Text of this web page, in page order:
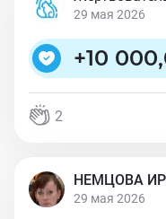
29 мая 2026
+10
2
НЕМЦОВА
29 мая 2026